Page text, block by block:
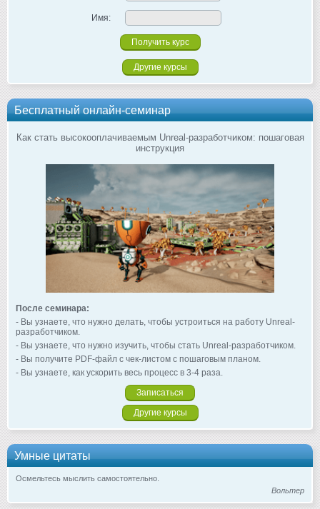
Имя:
Другие курсы
Бесплатный онлайн-семинар
Как стать высокооплачиваемым Unreal-разработчиком: пошаговая
инструкция
После семинара:
- Вы узнаете, что нужно делать, чтобы устроиться на работу Unreal-
разработчиком.
- Вы узнаете, что нужно изучить, чтобы стать Unreal-разработчиком.
- Вы получите PDF-файл с чек-листом с пошаговым планом.
- Вы узнаете, как ускорить весь процесс в 3-4 раза.
Записаться
Другие курсы
Умные цитаты
Осмельтесь мыслить самостоятельно.
Вольтер